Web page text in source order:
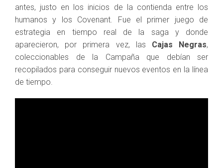
antes, justo en los inicios de la contienda entre los
humanos y los Covenant. Fue el primer juego de
estrategia en tiempo real de la saga y donde
aparecieron, por primera vez, las Cajas Negras,
coleccionables de la Campaña que debían ser
recopilados para conseguir nuevos eventos en la línea
de tiempo.